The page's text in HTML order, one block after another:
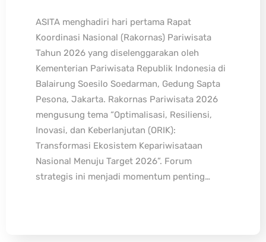
ASITA menghadiri hari pertama Rapat
Koordinasi Nasional (Rakornas) Pariwisata
Tahun 2026 yang diselenggarakan oleh
Kementerian Pariwisata Republik Indonesia di
Balairung Soesilo Soedarman, Gedung Sapta
Pesona, Jakarta. Rakornas Pariwisata 2026
mengusung tema “Optimalisasi, Resiliensi,
Inovasi, dan Keberlanjutan (ORIK):
Transformasi Ekosistem Kepariwisataan
Nasional Menuju Target 2026”. Forum
strategis ini menjadi momentum penting…